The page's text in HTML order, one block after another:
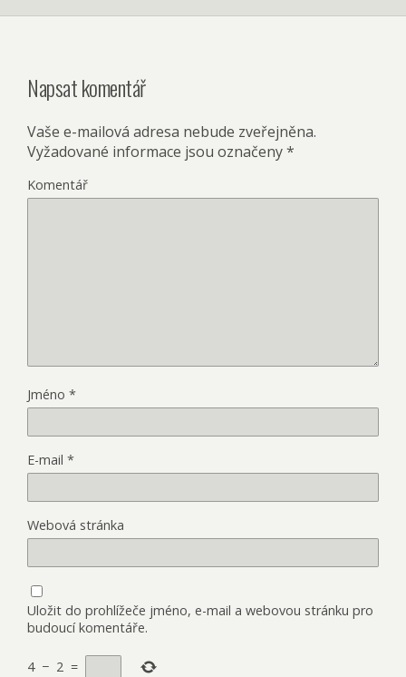
Napsat komentář
Vaše e-mailová adresa nebude zveřejněna.
Vyžadované informace jsou označeny*
Komentář
Jméno *
E-mail *
Webová stránka
Uložit do prohlížeče jméno, e-mail a webovou stránku pro
budoucí komentáře.
4 − 2 =